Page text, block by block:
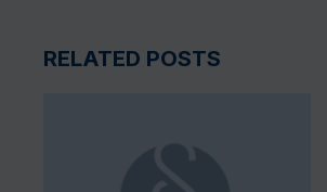
RELATED POSTS